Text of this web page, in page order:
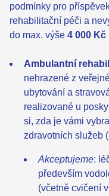
podmínky pro
rehabilitační péči a
do max. výše 4 000 Kč
Ambulantní
nehrazené z
ubytování a
realizované u
si, zda je vámi
zdravotních služeb
Akceptujeme:
především
(včetně cvičení